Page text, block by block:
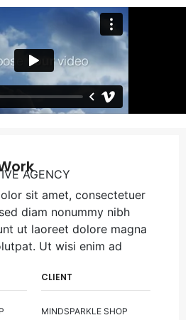
AGENCY
sit amet, consectetuer
diam nonummy nibh
ut laoreet dolore magna
Ut wisi enim ad
CLIENT
MINDSPARKLE SHOP